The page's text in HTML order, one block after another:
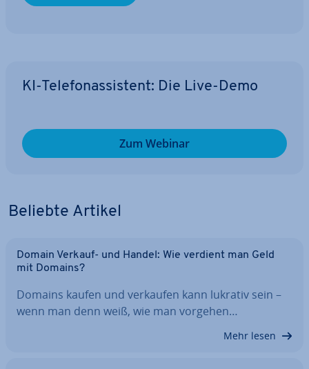
KI-Te­le­fon­as­sis­tent: Die Live-Demo
Zum Webinar
Beliebte Artikel
Domain Verkauf- und Handel: Wie verdient man Geld
mit Domains?
Domains kaufen und verkaufen kann lukrativ sein –
wenn man denn weiß, wie man vorgehen…
Mehr lesen